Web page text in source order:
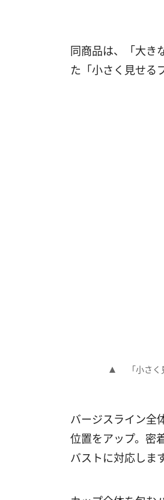
同商品は、「大き
た「小さく見せる
「小さ
バージスライン全
位置をアップ。密
バストに対応します